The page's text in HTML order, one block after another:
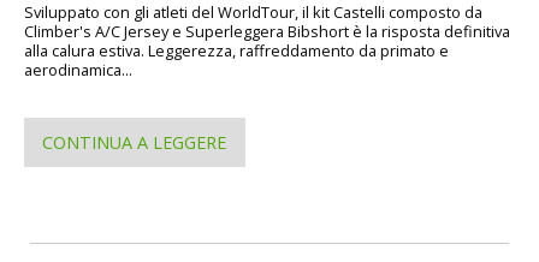
Sviluppato con gli atleti del WorldTour, il kit Castelli composto da
Climber's A/C Jersey e Superleggera Bibshort è la risposta definitiva
alla calura estiva. Leggerezza, raffreddamento da primato e
aerodinamica...
CONTINUA A LEGGERE